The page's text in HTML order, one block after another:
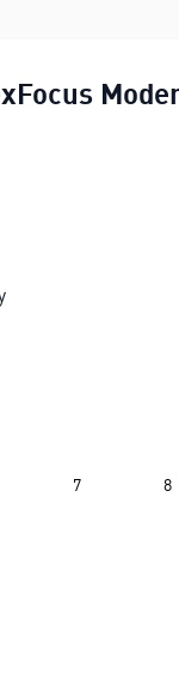
7 8